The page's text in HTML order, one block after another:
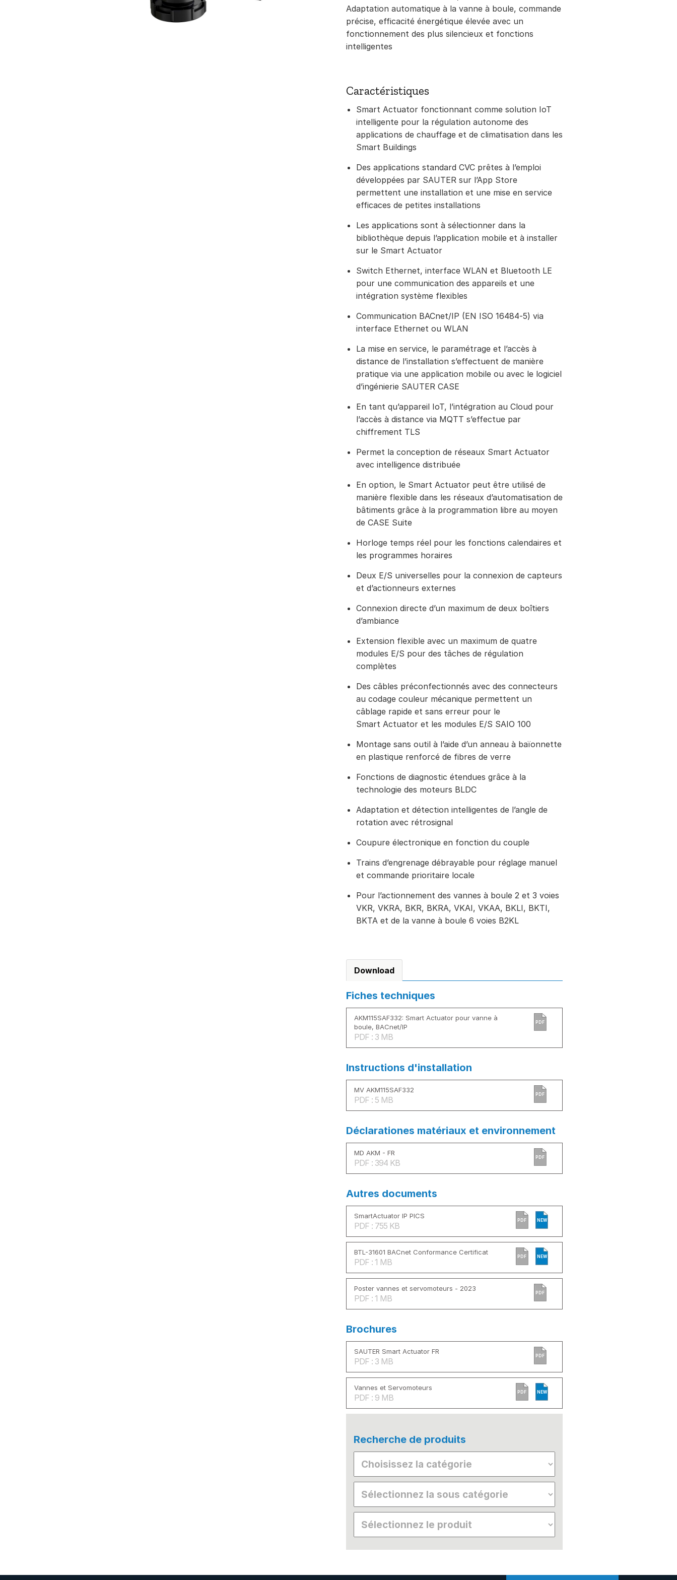
Adaptation automatique à la vanne à boule, commande
précise, efficacité énergétique élevée avec un
fonctionnement des plus silencieux et fonctions
intelligentes
Caractéristiques
Smart Actuator fonctionnant comme solution IoT
intelligente pour la régulation autonome des
applications de chauffage et de climatisation dans les
Smart Buildings
Des applications standard CVC prêtes à l’emploi
développées par SAUTER sur l’App Store
permettent une installation et une mise en service
efficaces de petites installations
Les applications sont à sélectionner dans la
bibliothèque depuis l’application mobile et à installer
sur le Smart Actuator
Switch Ethernet, interface WLAN et Bluetooth LE
pour une communication des appareils et une
intégration système flexibles
Communication BACnet/IP (EN ISO 16484‑5) via
interface Ethernet ou WLAN
La mise en service, le paramétrage et l’accès à
distance de l’installation s’effectuent de manière
pratique via une application mobile ou avec le logiciel
d’ingénierie SAUTER CASE
En tant qu’appareil IoT, l’intégration au Cloud pour
l’accès à distance via MQTT s’effectue par
chiffrement TLS
Permet la conception de réseaux Smart Actuator
avec intelligence distribuée
En option, le Smart Actuator peut être utilisé de
manière flexible dans les réseaux d’automatisation de
bâtiments grâce à la programmation libre au moyen
de CASE Suite
Horloge temps réel pour les fonctions calendaires et
les programmes horaires
Deux E/S universelles pour la connexion de capteurs
et d’actionneurs externes
Connexion directe d’un maximum de deux boîtiers
d’ambiance
Extension flexible avec un maximum de quatre
modules E/S pour des tâches de régulation
complètes
Des câbles préconfectionnés avec des connecteurs
au codage couleur mécanique permettent un
câblage rapide et sans erreur pour le
Smart Actuator et les modules E/S SAIO 100
Montage sans outil à l’aide d’un anneau à baïonnette
en plastique renforcé de fibres de verre
Fonctions de diagnostic étendues grâce à la
technologie des moteurs BLDC
Adaptation et détection intelligentes de l’angle de
rotation avec rétrosignal
Coupure électronique en fonction du couple
Trains d’engrenage débrayable pour réglage manuel
et commande prioritaire locale
Pour l’actionnement des vannes à boule 2 et 3 voies
VKR, VKRA, BKR, BKRA, VKAI, VKAA, BKLI, BKTI,
BKTA et de la vanne à boule 6 voies B2KL
Download
Fiches techniques
AKM115SAF332: Smart Actuator pour vanne à
boule, BACnet/IP
PDF : 3 MB
PDF
Instructions d'installation
MV AKM115SAF332
PDF : 5 MB
PDF
Déclarationes matériaux et environnement
MD AKM - FR
PDF : 394 KB
PDF
Autres documents
SmartActuator IP PICS
PDF : 755 KB
PDF NEW
BTL-31601 BACnet Conformance Certificat
PDF : 1 MB
PDF NEW
Poster vannes et servomoteurs - 2023
PDF : 1 MB
PDF
Brochures
SAUTER Smart Actuator FR
PDF : 3 MB
PDF
Vannes et Servomoteurs
PDF : 9 MB
PDF NEW
Recherche de produits